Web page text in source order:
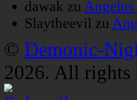
dawak zu
Slaytheevil zu
© Demonic-
2026. All rights